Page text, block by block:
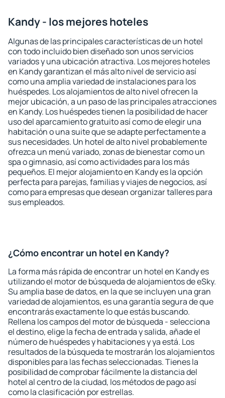
Kandy - los mejores hoteles
Algunas de las principales características de un hotel
con todo incluido bien diseñado son unos servicios
variados y una ubicación atractiva. Los mejores hoteles
en Kandy garantizan el más alto nivel de servicio así
como una amplia variedad de instalaciones para los
huéspedes. Los alojamientos de alto nivel ofrecen la
mejor ubicación, a un paso de las principales atracciones
en Kandy. Los huéspedes tienen la posibilidad de hacer
uso del aparcamiento gratuito así como de elegir una
habitación o una suite que se adapte perfectamente a
sus necesidades. Un hotel de alto nivel probablemente
ofrezca un menú variado, zonas de bienestar como un
spa o gimnasio, así como actividades para los más
pequeños. El mejor alojamiento en Kandy es la opción
perfecta para parejas, familias y viajes de negocios, así
como para empresas que desean organizar talleres para
sus empleados.
¿Cómo encontrar un hotel en Kandy?
La forma más rápida de encontrar un hotel en Kandy es
utilizando el motor de búsqueda de alojamientos de eSky.
Su amplia base de datos, en la que se incluyen una gran
variedad de alojamientos, es una garantía segura de que
encontrarás exactamente lo que estás buscando.
Rellena los campos del motor de búsqueda - selecciona
el destino, elige la fecha de entrada y salida, añade el
número de huéspedes y habitaciones y ya está. Los
resultados de la búsqueda te mostrarán los alojamientos
disponibles para las fechas seleccionadas. Tienes la
posibilidad de comprobar fácilmente la distancia del
hotel al centro de la ciudad, los métodos de pago así
como la clasificación por estrellas.